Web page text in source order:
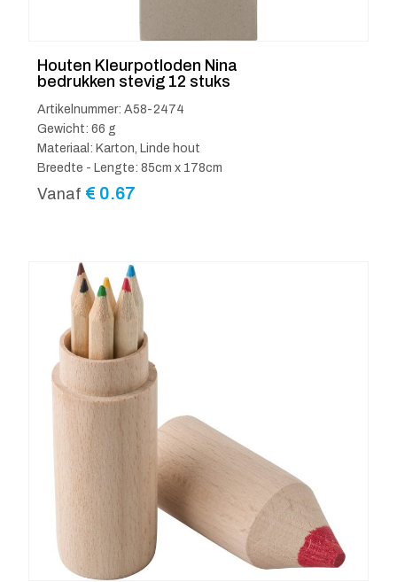
Houten Kleurpotloden Nina
bedrukken stevig 12 stuks
Artikelnummer: A58-2474
Gewicht: 66 g
Materiaal: Karton, Linde hout
Breedte - Lengte: 85cm x 178cm
Vanaf € 0.67